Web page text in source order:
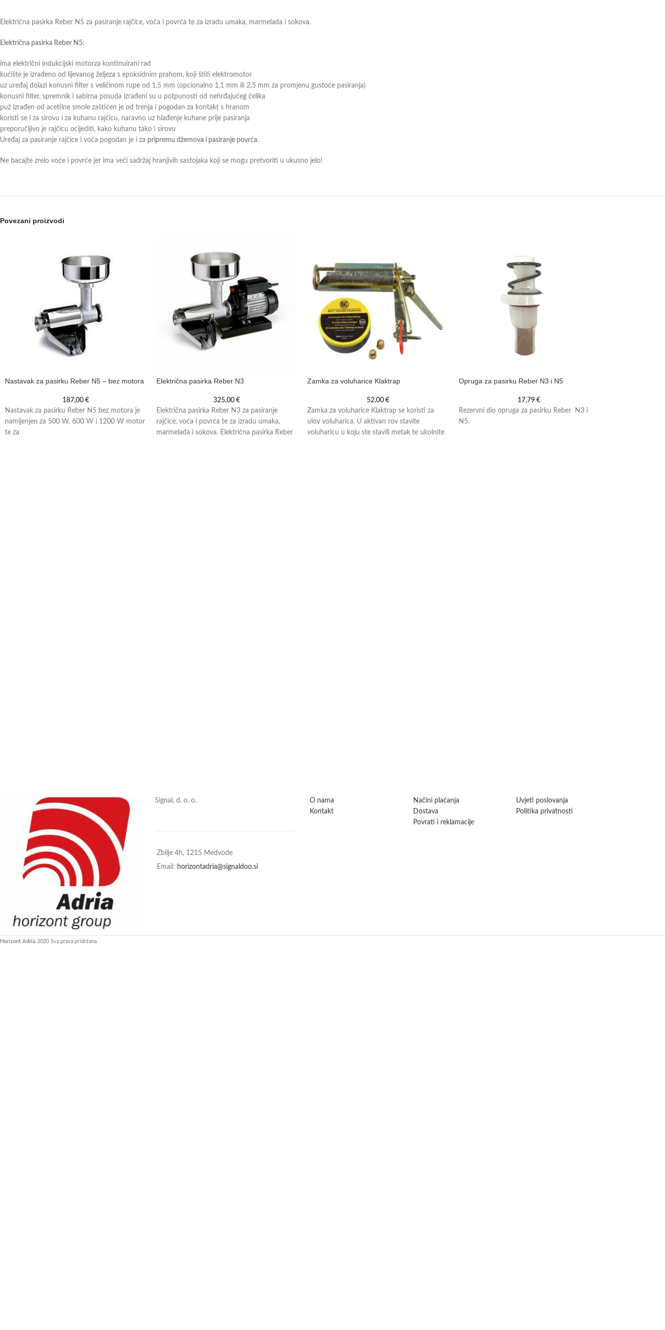
Električna pasirka Reber N5 za pasiranje rajčice, voća i povrća te za izradu umaka, marmelada i sokova.
Električna pasirka Reber N5:
ima električni indukcijski motorza kontinuirani rad
kućište je izrađeno od lijevanog željeza s epoksidnim prahom, koji štiti elektromotor
uz uređaj dolazi konusni filter s veličinom rupe od 1,5 mm (opcionalno 1,1 mm ili 2,5 mm za promjenu gustoće pasiranja)
konusni filter, spremnik i sabirna posuda izrađeni su u potpunosti od nehrđajućeg čelika
puž izrađen od acetilne smole zaštićen je od trenja i pogodan za kontakt s hranom
koristi se i za sirovu i za kuhanu rajčicu, naravno uz hlađenje kuhane prije pasiranja
preporučljivo je rajčicu ocijediti, kako kuhanu tako i sirovu
Uređaj za pasiranje rajčice i voća pogodan je i za pripremu džemova i pasiranje povrća.
Ne bacajte zrelo voće i povrće jer ima veći sadržaj hranjivih sastojaka koji se mogu pretvoriti u ukusno jelo!
Povezani proizvodi
Nastavak za pasirku Reber N5 – bez motora
187,00 €
Nastavak za pasirku Reber N5 bez motora je
namijenjen za 500 W, 600 W i 1200 W motor
te za
Električna pasirka Reber N3
325,00€
Električna pasirka Reber N3 za pasiranje
rajčice, voća i povrća te za izradu umaka,
marmelada i sokova. Električna pasirka Reber
Zamka za voluharice Klaktrap
52,00 €
Zamka za voluharice Klaktrap se koristi za
ulov voluharica. U aktivan rov stavite
voluharicu u koju ste stavili metak te ukolnite
Opruga za pasirku Reber N3 i N5
17,79€
Rezervni dio opruga za pasirku Reber N3 i
N5.
Signal, d. o. o.
Zbilje 4h, 1215 Medvode
Email: horizontadria@signaldoo.si
O nama
Kontakt
Načini plaćanja
Dostava
Povrati i reklamacije
Uvjeti poslovanja
Politika privatnosti
Horizont Adria 2020 Sva prava pridržana.